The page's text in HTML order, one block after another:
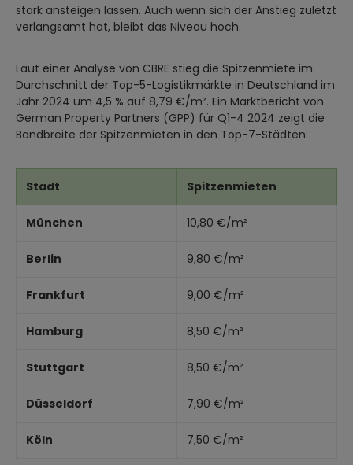
stark ansteigen lassen. Auch wenn sich der Anstieg zuletzt
verlangsamt hat, bleibt das Niveau hoch.
Laut einer Analyse von CBRE stieg die Spitzenmiete im
Durchschnitt der Top-5-Logistikmärkte in Deutschland im
Jahr 2024 um 4,5 % auf 8,79 €/m². Ein Marktbericht von
German Property Partners (GPP) für Q1-4 2024 zeigt die
Bandbreite der Spitzenmieten in den Top-7-Städten:
Stadt Spitzenmieten
München 10,80 €/m²
Berlin 9,80 €/m²
Frankfurt 9,00 €/m²
Hamburg 8,50 €/m²
Stuttgart 8,50 €/m²
Düsseldorf 7,90 €/m²
Köln 7,50 €/m²